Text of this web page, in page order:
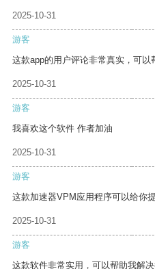
2025-10-31
游客
这款app的用户评论非常真实，可以
2025-10-31
游客
我喜欢这个软件 作者加油
2025-10-31
游客
这款加速器VPM应用程序可以给你
2025-10-31
游客
这款软件非常实用，可以帮助我解决